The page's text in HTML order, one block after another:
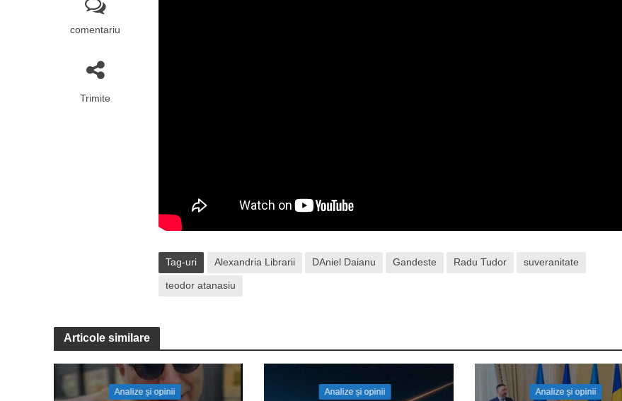
comentariu
Trimite
Tag-uri Alexandria Librarii DAniel Daianu Gandeste Radu Tudor suveranitate
teodor atanasiu
Articole similare
Analize și opinii Analize și opinii Analize și opinii